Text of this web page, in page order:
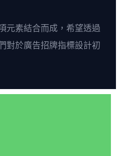
元素結合而成，希望透過
對於廣告招牌指標設計初